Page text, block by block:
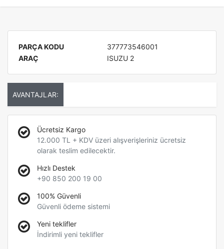
PARÇA KODU
377773546001
ARAÇ
ISUZU 2
AVANTAJLAR:
Ücretsiz Kargo
12.000 TL + KDV üzeri alışverişleriniz ücretsiz
olarak teslim edilecektir.
Hızlı Destek
+90 850 200 19 00
100% Güvenli
Güvenli ödeme sistemi
Yeni teklifler
İndirimli yeni teklifler